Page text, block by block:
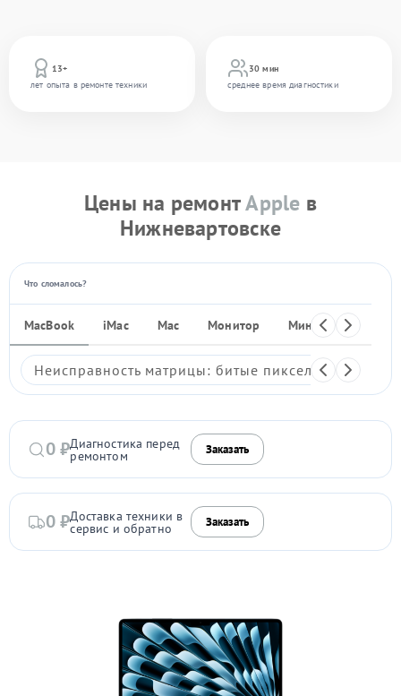
13+
лет опыта в ремонте техники
30 мин
среднее время диагностики
Цены на ремонтApple в
Нижневартовске
Что сломалось?
MacBook iMac Mac Монитор Мини ПК
Неисправность матрицы: битые пиксели,
0 ₽Диагностика перед
ремонтом Заказать
0 ₽Доставка техники в
сервис и обратно Заказать